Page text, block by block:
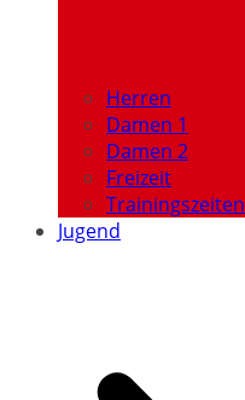
Herren
Damen 1
Damen 2
Freizeit
Trainingszeiten
Jugend